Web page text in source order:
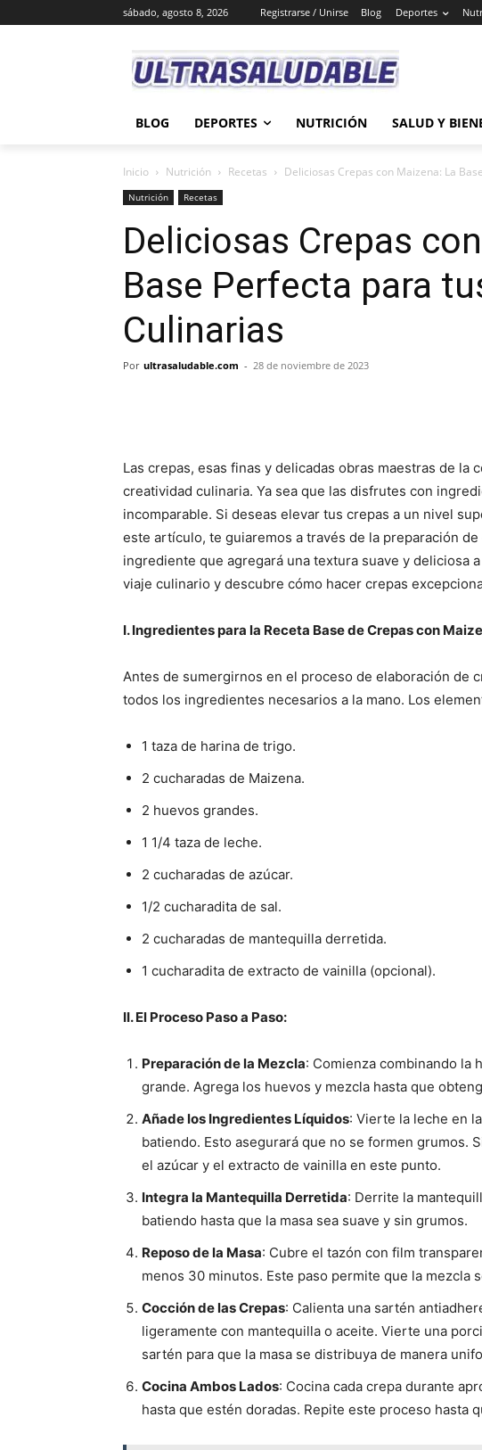
sábado, agosto 8, 2026 Registrarse / Unirse Blog Deportes
BLOG DEPORTES NUTRICIÓN SALUD Y
Inicio Nutrición Recetas Deliciosas Crepas con Maizena: La
Nutrición Recetas
Deliciosas Crepas
Base Perfecta para
Culinarias
Por ultrasaludable.com - 28 de noviembre de 2023
Las crepas, esas finas y delicadas obras maestras de la
creatividad culinaria. Ya sea que las disfrutes con
incomparable. Si deseas elevar tus crepas a un nivel
este artículo, te guiaremos a través de la preparación
ingrediente que agregará una textura suave y deliciosa
viaje culinario y descubre cómo hacer crepas
I. Ingredientes para la Receta Base de Crepas con
Antes de sumergirnos en el proceso de elaboración de
todos los ingredientes necesarios a la mano. Los
1 taza de harina de trigo.
2 cucharadas de Maizena.
2 huevos grandes.
1 1/4 taza de leche.
2 cucharadas de azúcar.
1/2 cucharadita de sal.
2 cucharadas de mantequilla derretida.
1 cucharadita de extracto de vainilla (opcional).
II. El Proceso Paso a Paso:
Preparación de la Mezcla: Comienza combinando la
grande. Agrega los huevos y mezcla hasta que
Añade los Ingredientes Líquidos: Vierte la leche en
batiendo. Esto asegurará que no se formen grumos.
el azúcar y el extracto de vainilla en este punto.
Integra la Mantequilla Derretida: Derrite la
batiendo hasta que la masa sea suave y sin grumos.
Reposo de la Masa: Cubre el tazón con film
menos 30 minutos. Este paso permite que la mezcla
Cocción de las Crepas: Calienta una sartén
ligeramente con mantequilla o aceite. Vierte una
sartén para que la masa se distribuya de manera
Cocina Ambos Lados: Cocina cada crepa durante
hasta que estén doradas. Repite este proceso hasta